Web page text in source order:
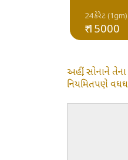
₹ 15000
24 કેરેટ (1gm)
અહીં, સોનાને
નિયમિતપણે